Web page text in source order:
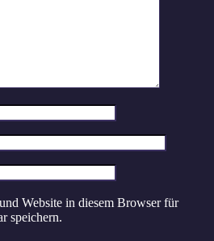
Website in diesem Browser für
speichern.